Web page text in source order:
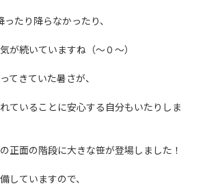
たり降らなかったり、
が続いていますね（～０～）
てきていた暑さが、
ていることに安心する自分もいたりしま
正面の階段に大きな笹が登場しました！
していますので、